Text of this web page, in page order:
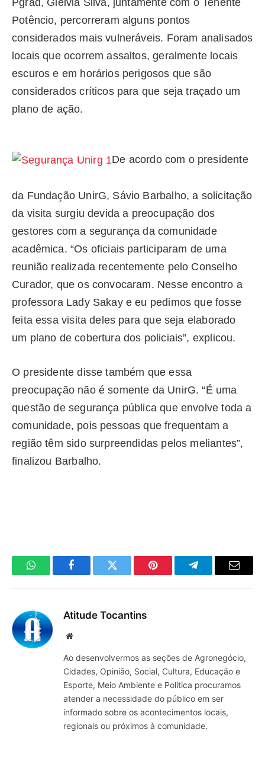
Potêncio, percorreram alguns pontos
considerados mais vulneráveis. Foram analisados
locais que ocorrem assaltos, geralmente locais
escuros e em horários perigosos que são
considerados críticos para que seja traçado um
plano de ação.
De acordo com o presidente
da Fundação UnirG, Sávio Barbalho, a solicitação
da visita surgiu devida a preocupação dos
gestores com a segurança da comunidade
acadêmica. “Os oficiais participaram de uma
reunião realizada recentemente pelo Conselho
Curador, que os convocaram. Nesse encontro a
professora Lady Sakay e eu pedimos que fosse
feita essa visita deles para que seja elaborado
um plano de cobertura dos policiais”, explicou.
O presidente disse também que essa
preocupação não é somente da UnirG. “É uma
questão de segurança pública que envolve toda a
comunidade, pois pessoas que frequentam a
região têm sido surpreendidas pelos meliantes”,
finalizou Barbalho.
WhatsAppFacebookTwitter Pinterest TelegramaE-
Atitude Tocantins
Site
Ao desenvolvermos as seções de Agronegócio,
Cidades, Opinião, Social, Cultura, Educação e
Esporte, Meio Ambiente e Política procuramos
atender a necessidade do público em ser
informado sobre os acontecimentos locais,
regionais ou próximos à comunidade.